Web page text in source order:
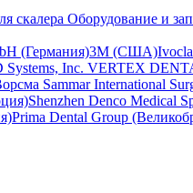
скалера Оборудование и
(Германия)3M (США)
Systems, Inc. VERTEX
Sammar International
Shenzhen Denco Medical
Prima Dental Group